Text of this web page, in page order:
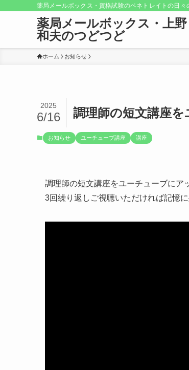
薬局メールボックス・資格試験のペネトレイトの日
薬局メールボックス・上野
和夫のつどつど
ホーム お知らせ
調理師の短文講座
2025
6/16
お知らせ ユーチューブ講座 講座
調理師の短文講座をユーチューブにア
3回繰り返しご視聴いただければ記憶